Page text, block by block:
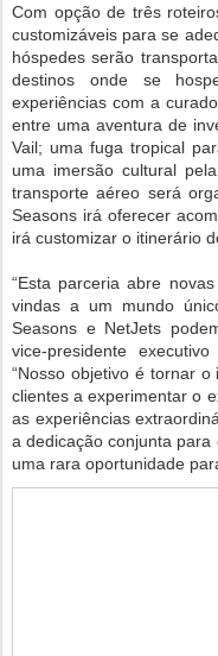
Com opção de três
customizáveis para se
hóspedes serão
destinos onde se
experiências com a
entre uma aventura de
Vail; uma fuga tropical
uma imersão cultural
transporte aéreo será
Seasons irá oferecer
irá customizar o itinerário
“Esta parceria abre
vindas a um mundo
Seasons e NetJets
vice-presidente
“Nosso objetivo é tornar
clientes a experimentar o
as experiências
a dedicação conjunta
uma rara oportunidade